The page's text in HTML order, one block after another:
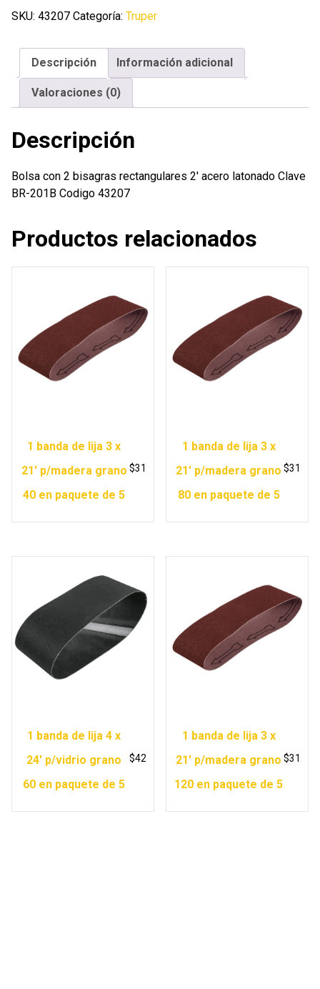
bisagras
2'
acero
latonado
cantidad
SKU: 43207 Categoría: Truper
Descripción Información adicional
Valoraciones (0)
Descripción
Bolsa con 2 bisagras rectangulares 2′ acero latonado Clave
BR-201B Codigo 43207
Productos relacionados
1 banda de lija 3 x
21′ p/madera grano
40 en paquete de 5
$31
1 banda de lija 3 x
21′ p/madera grano
80 en paquete de 5
$31
1 banda de lija 4 x
24′ p/vidrio grano
60 en paquete de 5
$42
1 banda de lija 3 x
21′ p/madera grano
120 en paquete de 5
$31